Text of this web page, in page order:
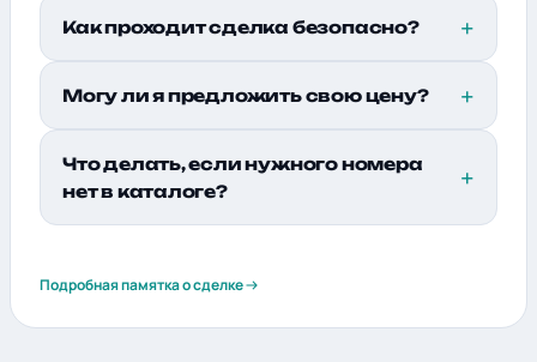
Как проходит сделка безопасно?
Могу ли я предложить свою цену?
Что делать, если нужного номера
нет в каталоге?
Подробная памятка о сделке